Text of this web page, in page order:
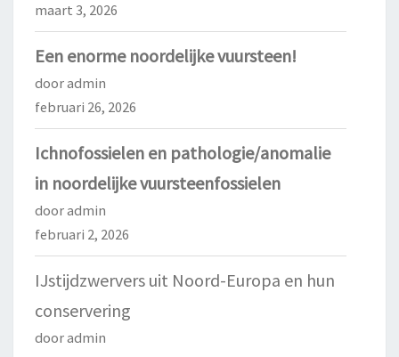
maart 3, 2026
Een enorme noordelijke vuursteen!
door admin
februari 26, 2026
Ichnofossielen en pathologie/anomalie
in noordelijke vuursteenfossielen
door admin
februari 2, 2026
IJstijdzwervers uit Noord-Europa en hun
conservering
door admin